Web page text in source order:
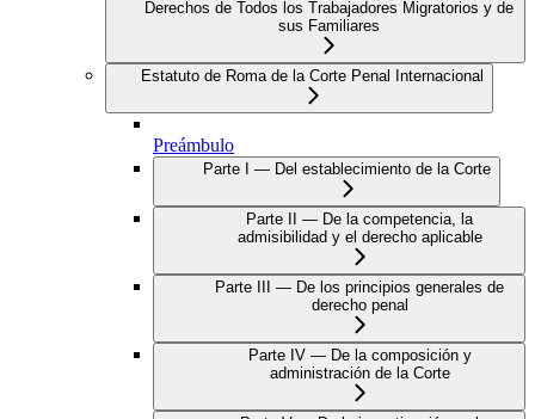
Derechos de Todos los Trabajadores Migratorios y de
sus Familiares
Estatuto de Roma de la Corte Penal Internacional
Preámbulo
Parte I — Del establecimiento de la Corte
Parte II — De la competencia, la
admisibilidad y el derecho aplicable
Parte III — De los principios generales de
derecho penal
Parte IV — De la composición y
administración de la Corte